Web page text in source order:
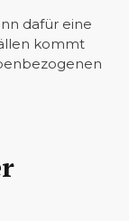
dafür eine
kommt